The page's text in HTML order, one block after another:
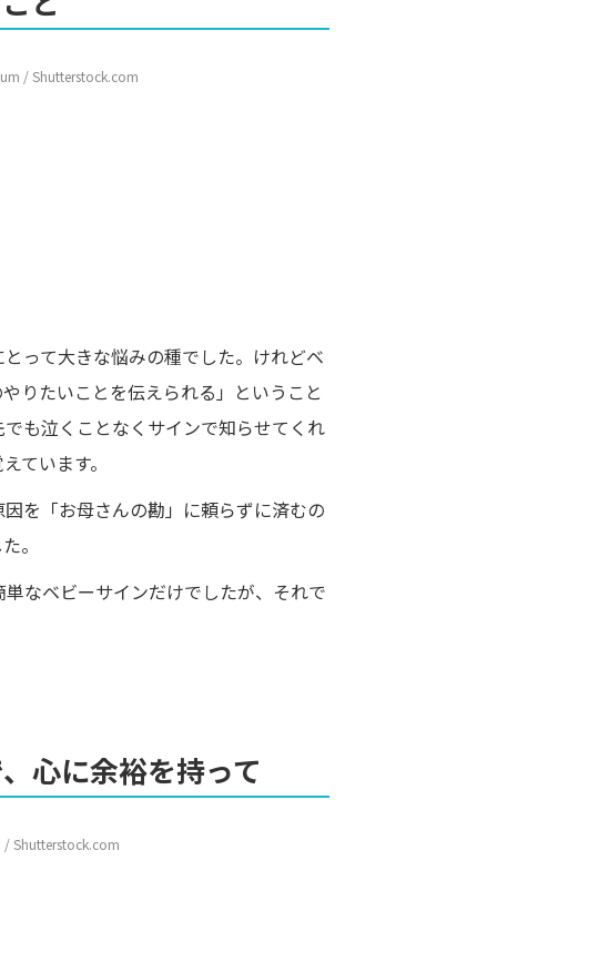
/ Shutterstock.com
って大きな悩みの種でした。けれどベ
りたいことを伝えられる」ということ
も泣くことなくサインで知らせてくれ
ています。
を「お母さんの勘」に頼らずに済むの
。
なベビーサインだけでしたが、それで
心に余裕を持って
/ Shutterstock.com